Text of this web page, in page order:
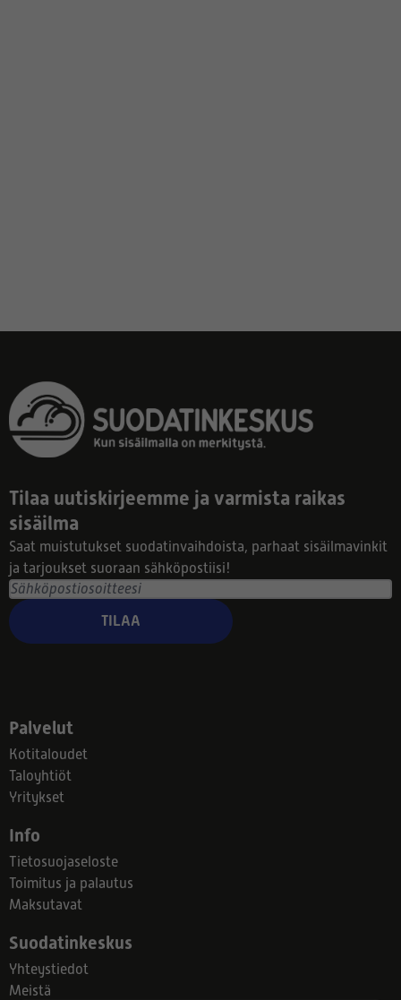
Tilaa uutiskirjeemme ja varmista raikas
sisäilma
Saat muistutukset suodatinvaihdoista, parhaat sisäilmavinkit
ja tarjoukset suoraan sähköpostiisi!
TILAA
Palvelut
Kotitaloudet
Taloyhtiöt
Yritykset
Info
Tietosuojaseloste
Toimitus ja palautus
Maksutavat
Suodatinkeskus
Yhteystiedot
Meistä